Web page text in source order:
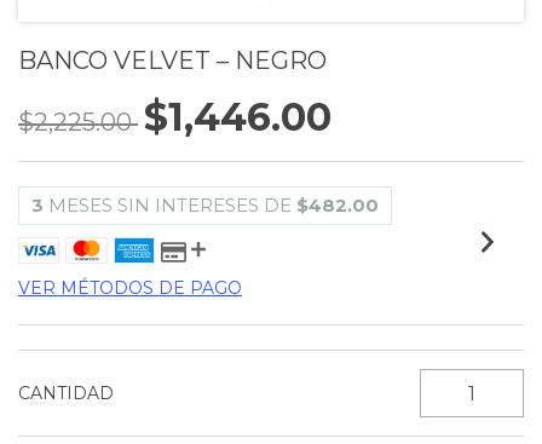
BANCO VELVET – NEGRO
$2,225.00 $1,446.00
3 MESES SIN INTERESES DE $482.00
VER MÉTODOS DE PAGO
CANTIDAD